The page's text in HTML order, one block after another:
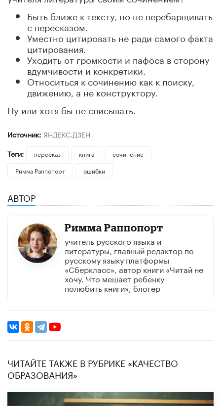
Быть ближе к тексту, но не перебарщивать
с пересказом.
Уместно цитировать не ради самого факта
цитирования.
Уходить от громкости и пафоса в сторону
вдумчивости и конкретики.
Относиться к сочинению как к поиску,
движению, а не конструктору.
Ну или хотя бы не списывать.
Источник: ЯНДЕКС.ДЗЕН
Теги:
пересказ книга
сочинение
Римма Раппопорт
ошибки
АВТОР
Римма Раппопорт
учитель русского языка и
литературы, главный редактор по
русскому языку платформы
«Сберкласс», автор книги «Читай не
хочу. Что мешает ребенку
полюбить книги», блогер
ЧИТАЙТЕ ТАКЖЕ В РУБРИКЕ «КАЧЕСТВО
ОБРАЗОВАНИЯ»